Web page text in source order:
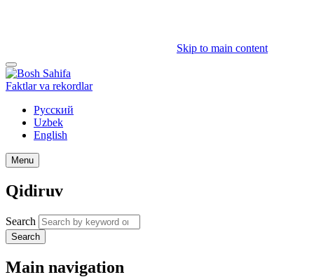
Skip to main content
Faktlar va rekordlar
Русский
Uzbek
English
Menu
Qidiruv
Search
Search
Main navigation